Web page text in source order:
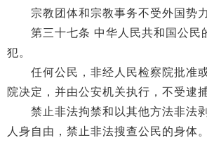
宗教团体和宗教事务不受外国势力
第三十七条 中华人民共和国公民
犯。
任何公民，非经人民检察院批准
院决定，并由公安机关执行，不受逮捕
禁止非法拘禁和以其他方法非法剥
人身自由，禁止非法搜查公民的身体。